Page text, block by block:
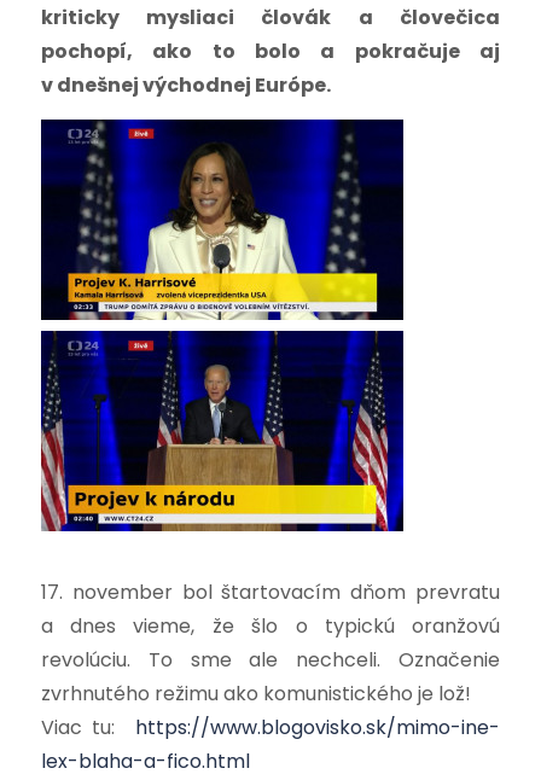
kriticky mysliaci človák a človečica
pochopí, ako to bolo a pokračuje aj
v dnešnej východnej Európe.
17. november bol štartovacím dňom prevratu
a dnes vieme, že šlo o typickú oranžovú
revolúciu. To sme ale nechceli. Označenie
zvrhnutého režimu ako komunistického je lož!
Viac tu: https://www.blogovisko.sk/mimo-ine-
lex-blaha-a-fico.html